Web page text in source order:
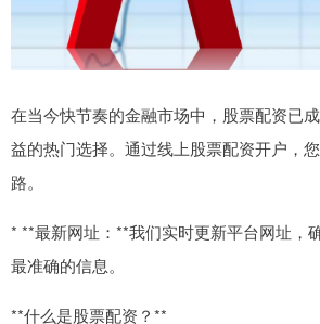
在当今快节奏的金融市场中，股票配资已
益的热门选择。通过线上股票配资开户，
路。
* **最新网址：**我们实时更新平台网址，
最准确的信息。
**什么是股票配资？**